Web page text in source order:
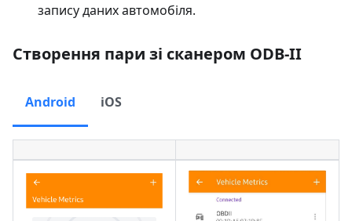
запису даних автомобіля.
Створення пари зі сканером ODB-II
Android iOS